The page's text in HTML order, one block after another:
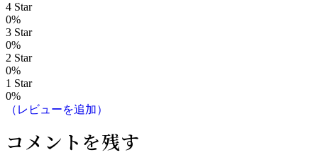
ゲ
ー
シ
ョ
ン
4 Star
0%
3 Star
0%
2 Star
0%
1 Star
0%
（レビューを追加）
コメントを残す